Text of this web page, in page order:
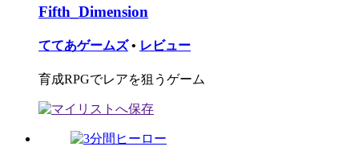
Fifth_Dimension
ててあゲームズ • レビュー
育成RPGでレアを狙うゲーム